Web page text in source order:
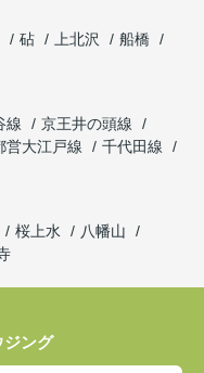
砧 上北沢
船橋
線
京王井の頭線
営大江戸線
千代田線
桜上水
八幡山
ジング